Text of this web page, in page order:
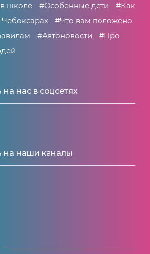
в школе
#Особенные дети
#Как
Чебоксарах
#Что вам положено
#Автоновости
#Про
нас в соцсетях
на наши каналы